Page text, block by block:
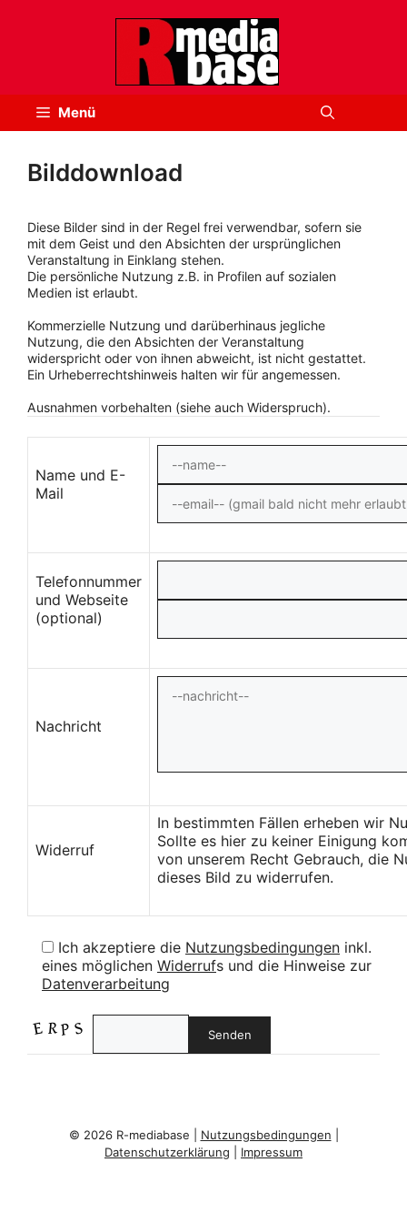
Menü
Bilddownload
Diese Bilder sind in der Regel frei verwendbar, sofern sie
mit dem Geist und den Absichten der ursprünglichen
Veranstaltung in Einklang stehen.
Die persönliche Nutzung z.B. in Profilen auf sozialen
Medien ist erlaubt.
Kommerzielle Nutzung und darüberhinaus jegliche
Nutzung, die den Absichten der Veranstaltung
widerspricht oder von ihnen abweicht, ist nicht gestattet.
Ein Urheberrechtshinweis halten wir für angemessen.
Ausnahmen vorbehalten (siehe auch Widerspruch).
Name und E-
Mail
Telefonnummer
und Webseite
(optional)
Nachricht
Widerruf
In bestimmten Fällen erheben wir
Sollte es hier zu keiner Einigung
von unserem Recht Gebrauch, die
dieses Bild zu widerrufen.
Ich akzeptiere die Nutzungsbedingungen inkl.
eines möglichen Widerrufs und die Hinweise zur
Datenverarbeitung
© 2026 R-mediabase | Nutzungsbedingungen
Datenschutzerklärung
Impressum